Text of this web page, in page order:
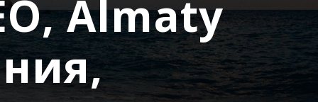
Almaty